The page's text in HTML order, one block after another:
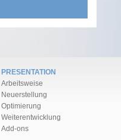
PRESENTATION
Arbeitsweise
Neuerstellung
Optimierung
Weiter­ent­wick­lung
Add-ons